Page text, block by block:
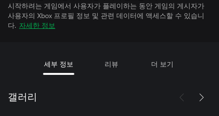
시작하려는 게임에서 사용자가 플레이하는 동안 게임의 게시자가
사용자의 Xbox 프로필 정보 및 관련 데이터에 액세스할 수 있습니
다. 자세한 정보
세부 정보 리뷰 더 보기
갤러리